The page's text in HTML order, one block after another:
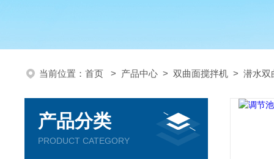
当前位置： 首页 > 产品中心 > 双曲面搅拌机 > 潜水双
产品分类
PRODUCT CATEGORY